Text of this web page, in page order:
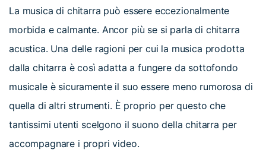
La musica di chitarra può essere eccezionalmente
morbida e calmante. Ancor più se si parla di chitarra
acustica. Una delle ragioni per cui la musica prodotta
dalla chitarra è così adatta a fungere da sottofondo
musicale è sicuramente il suo essere meno rumorosa di
quella di altri strumenti. È proprio per questo che
tantissimi utenti scelgono il suono della chitarra per
accompagnare i propri video.